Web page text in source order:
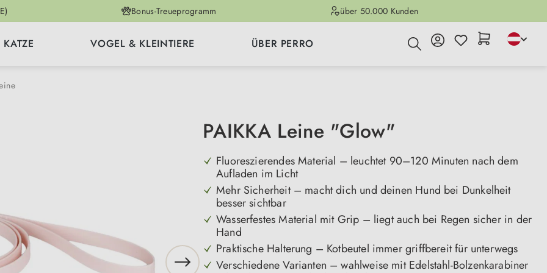
Bonus-Treueprogramm über 50.000 Kunden
KATZE VOGEL & KLEINTIERE ÜBER PERRO
PAIKKA Leine "Glow"
Fluoreszierendes Material – leuchtet 90–120 Minuten nach dem
Aufladen im Licht
Mehr Sicherheit – macht dich und deinen Hund bei Dunkelheit
besser sichtbar
Wasserfestes Material mit Grip – liegt auch bei Regen sicher in der
Hand
Praktische Halterung – Kotbeutel immer griffbereit für unterwegs
Verschiedene Varianten – wahlweise mit Edelstahl-Bolzenkarabiner